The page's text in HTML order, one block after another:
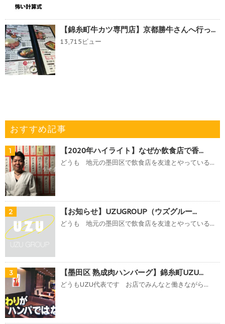
【錦糸町牛カツ専門店】京都勝牛さんへ行っ...
13,715ビュー
おすすめ記事
1 【2020年ハイライト】なぜか飲食店で香...
どうも 地元の墨田区で飲食店を友達とやっている...
2 【お知らせ】UZUGROUP（ウズグルー...
どうも 地元の墨田区で飲食店を友達とやっている...
3 【墨田区 熟成肉ハンバーグ】錦糸町UZU...
どうもUZU代表です お店でみんなと働きながら...